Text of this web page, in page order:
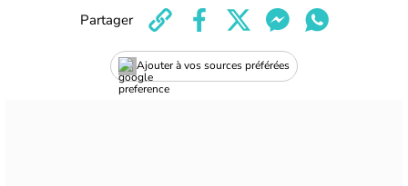
Ajouter à vos sources préférées
Partager